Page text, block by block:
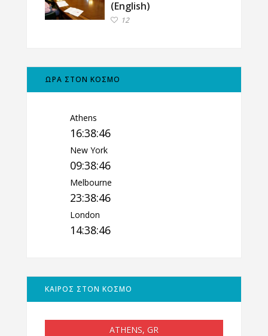
(English)
12
ΩΡΑ ΣΤΟΝ ΚΟΣΜΟ
Athens
16:38:46
New York
09:38:46
Melbourne
23:38:46
London
14:38:46
ΚΑΙΡΟΣ ΣΤΟΝ ΚΟΣΜΟ
ATHENS, GR